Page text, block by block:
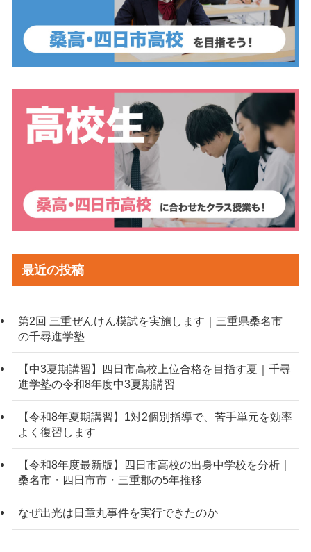
最近の投稿
第2回 三重ぜんけん模試を実施します｜三重県桑名市
の千尋進学塾
【中3夏期講習】四日市高校上位合格を目指す夏｜千尋
進学塾の令和8年度中3夏期講習
【令和8年夏期講習】1対2個別指導で、苦手単元を効率
よく復習します
【令和8年度最新版】四日市高校の出身中学校を分析｜
桑名市・四日市市・三重郡の5年推移
なぜ出光は日章丸事件を実行できたのか